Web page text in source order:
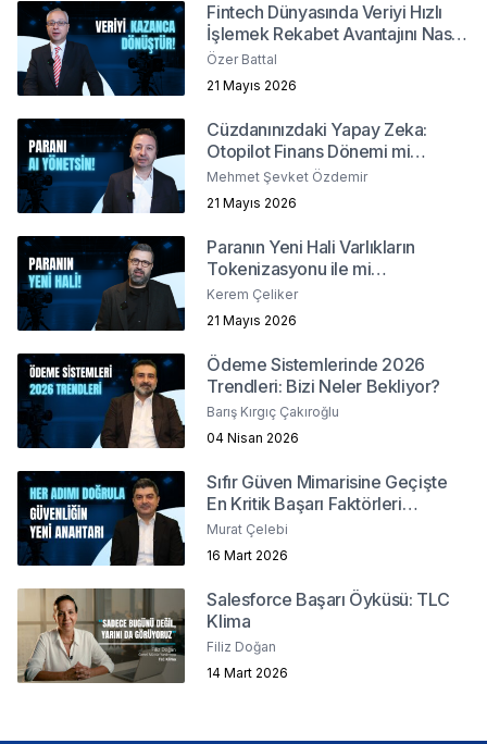
Fintech Dünyasında Veriyi Hızlı
İşlemek Rekabet Avantajını Nasıl
Belirler?
Özer Battal
21 Mayıs 2026
Cüzdanınızdaki Yapay Zeka:
Otopilot Finans Dönemi mi
Başlıyor ?
Mehmet Şevket Özdemir
21 Mayıs 2026
Paranın Yeni Hali Varlıkların
Tokenizasyonu ile mi
Şekilleniyor?
Kerem Çeliker
21 Mayıs 2026
Ödeme Sistemlerinde 2026
Trendleri: Bizi Neler Bekliyor?
Barış Kırgıç Çakıroğlu
04 Nisan 2026
Sıfır Güven Mimarisine Geçişte
En Kritik Başarı Faktörleri
Nelerdir?
Murat Çelebi
16 Mart 2026
Salesforce Başarı Öyküsü: TLC
Klima
Filiz Doğan
14 Mart 2026